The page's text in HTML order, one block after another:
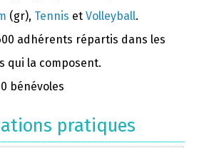
(gr), Tennis et Volleyball.
adhérents répartis dans les
qui la composent.
bénévoles
pratiques